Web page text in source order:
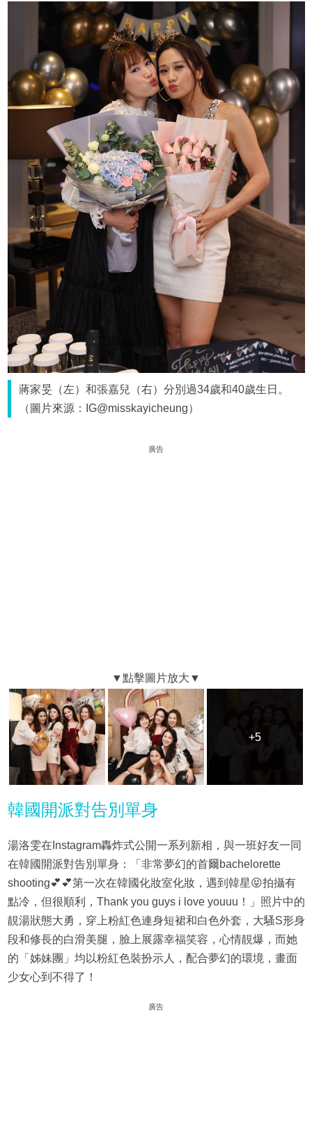
蔣家旻（左）和張嘉兒（右）分別過34歲和40歲生日。
（圖片來源：IG@misskayicheung）
廣告
+5
+5
韓國開派對告別單身
湯洛雯在Instagram轟炸式公開一系列新相，與一班好友一同
在韓國開派對告別單身：「非常夢幻的首爾bachelorette
shooting💕💕第一次在韓國化妝室化妝，遇到韓星😝拍攝有
點冷，但很順利，Thank you guys i love youuu！」照片中的
靚湯狀態大勇，穿上粉紅色連身短裙和白色外套，大騷S形身
段和修長的白滑美腿，臉上展露幸福笑容，心情靚爆，而她
的「姊妹團」均以粉紅色裝扮示人，配合夢幻的環境，畫面
少女心到不得了！
廣告